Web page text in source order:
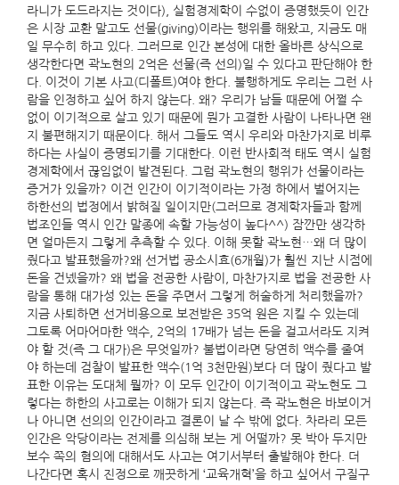
라니가 도드라지는 것이다), 실험경제학이 수없이 증명했듯이 인간
은 시장 교환 말고도 선물(giving)이라는 행위를 해왔고, 지금도 매
일 무수히 하고 있다. 그러므로 인간 본성에 대한 올바른 상식으로
생각한다면 곽노현의 2억은 선물(즉 선의)일 수 있다고 판단해야 한
다. 이것이 기본 사고(디폴트)여야 한다. 불행하게도 우리는 그런 사
람을 인정하고 싶어 하지 않는다. 왜? 우리가 남들 때문에 어쩔 수
없이 이기적으로 살고 있기 때문에 뭔가 고결한 사람이 나타나면 왠
지 불편해지기 때문이다. 해서 그들도 역시 우리와 마찬가지로 비루
하다는 사실이 증명되기를 기대한다. 이런 반사회적 태도 역시 실험
경제학에서 끊임없이 발견된다. 그럼 곽노현의 행위가 선물이라는
증거가 있을까? 이건 인간이 이기적이라는 가정 하에서 벌어지는
하한선의 법정에서 밝혀질 일이지만(그러므로 경제학자들과 함께
법조인들 역시 인간 말종에 속할 가능성이 높다^^) 잠깐만 생각하
면 얼마든지 그렇게 추측할 수 있다. 이해 못할 곽노현…왜 더 많이
줬다고 발표했을까?왜 선거법 공소시효(6개월)가 훨씬 지난 시점에
돈을 건넸을까? 왜 법을 전공한 사람이, 마찬가지로 법을 전공한 사
람을 통해 대가성 있는 돈을 주면서 그렇게 허술하게 처리했을까?
지금 사퇴하면 선거비용으로 보전받은 35억 원은 지킬 수 있는데
그토록 어마어마한 액수, 2억의 17배가 넘는 돈을 걸고서라도 지켜
야 할 것(즉 그 대가)은 무엇일까? 불법이라면 당연히 액수를 줄여
야 하는데 검찰이 발표한 액수(1억 3천만원)보다 더 많이 줬다고 발
표한 이유는 도대체 뭘까? 이 모두 인간이 이기적이고 곽노현도 그
렇다는 하한의 사고로는 이해가 되지 않는다. 즉 곽노현은 바보이거
나 아니면 선의의 인간이라고 결론이 날 수 밖에 없다. 차라리 모든
인간은 악당이라는 전제를 의심해 보는 게 어떨까? 못 박아 두지만
보수 쪽의 혐의에 대해서도 사고는 여기서부터 출발해야 한다. 더
나간다면 혹시 진정으로 깨끗하게 ‘교육개혁’을 하고 싶어서 구질구